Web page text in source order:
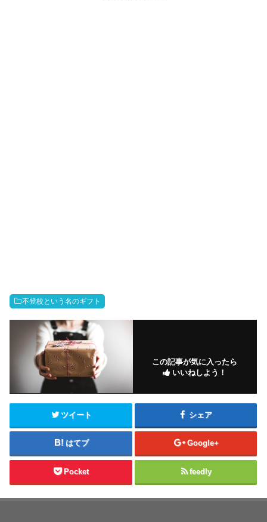
不登校という名のギフト
この記事が気に入ったら
いいねしよう！
ツイート シェア
はてブ Google+
Pocket feedly